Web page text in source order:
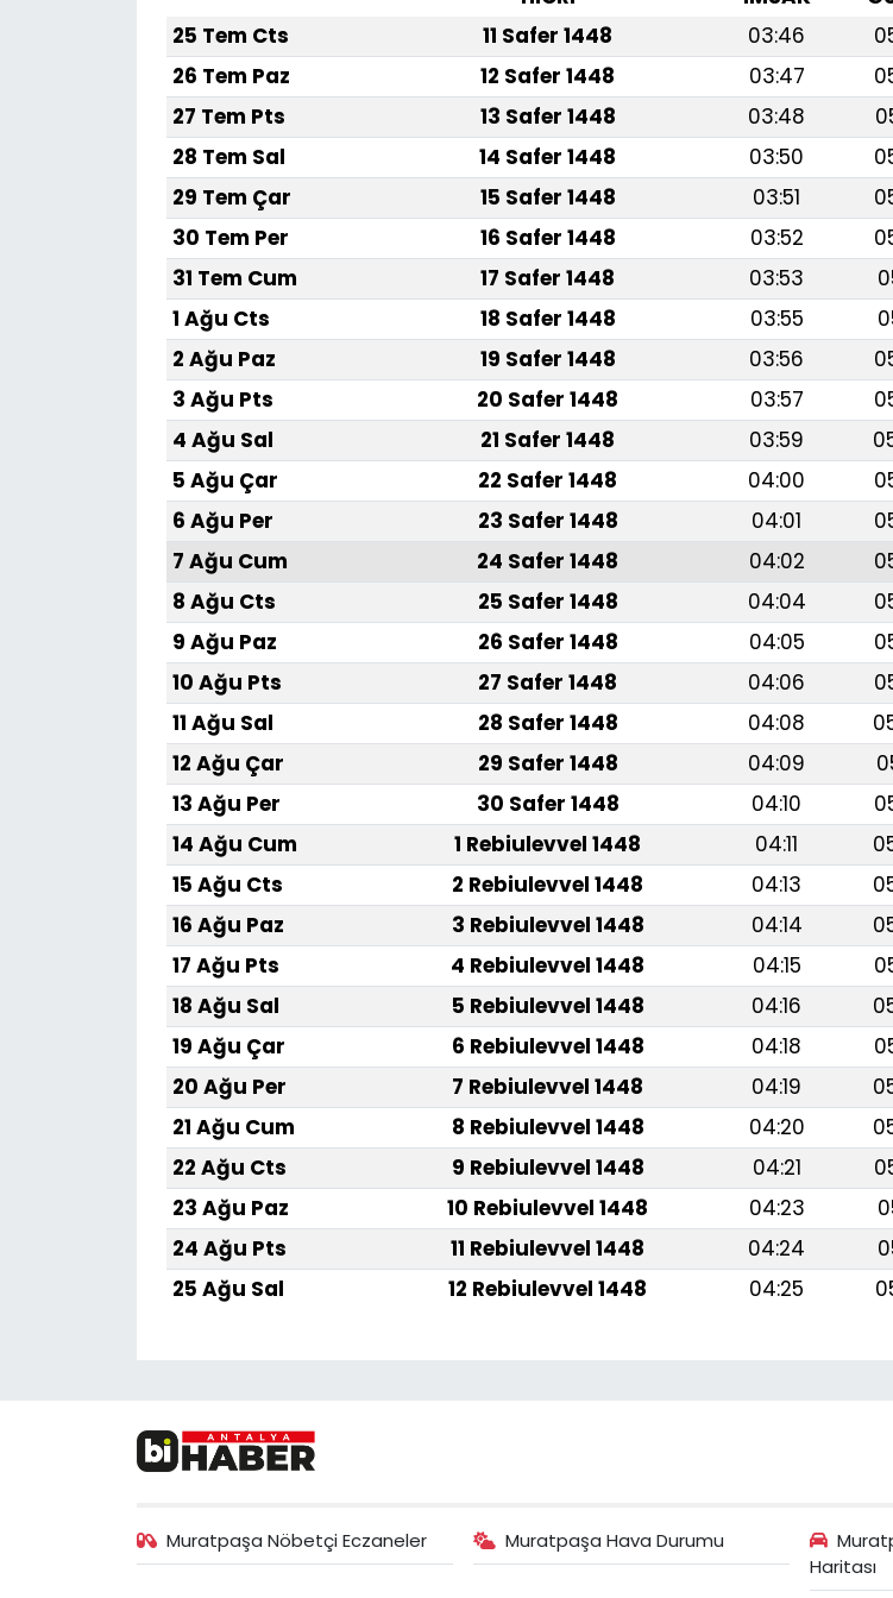
25 Tem Cts
11 Safer 1448 03:46
26 Tem Paz
12 Safer 1448 03:47
27 Tem Pts
13 Safer 1448 03:48
28 Tem Sal
14 Safer 1448 03:50
29 Tem Çar
15 Safer 1448 03:51
30 Tem Per
16 Safer 1448 03:52
31 Tem Cum
17 Safer 1448 03:53
1 Ağu Cts
18 Safer 1448 03:55
2 Ağu Paz
19 Safer 1448 03:56
3 Ağu Pts
20 Safer 1448 03:57
4 Ağu Sal
21 Safer 1448 03:59
5 Ağu Çar
22 Safer 1448 04:00
6 Ağu Per
23 Safer 1448 04:01
7 Ağu Cum
24 Safer 1448 04:02
8 Ağu Cts
25 Safer 1448 04:04
9 Ağu Paz
26 Safer 1448 04:05
10 Ağu Pts
27 Safer 1448 04:06
11 Ağu Sal
28 Safer 1448 04:08
12 Ağu Çar
29 Safer 1448 04:09
13 Ağu Per
30 Safer 1448 04:10
14 Ağu Cum
1 Rebiulevvel 1448 04:11
15 Ağu Cts
2 Rebiulevvel 1448 04:13
16 Ağu Paz
3 Rebiulevvel 1448 04:14
17 Ağu Pts
4 Rebiulevvel 1448 04:15
18 Ağu Sal
5 Rebiulevvel 1448 04:16
19 Ağu Çar
6 Rebiulevvel 1448 04:18
20 Ağu Per
7 Rebiulevvel 1448 04:19
21 Ağu Cum
8 Rebiulevvel 1448 04:20
22 Ağu Cts
9 Rebiulevvel 1448 04:21
23 Ağu Paz
10 Rebiulevvel 1448 04:23
24 Ağu Pts
11 Rebiulevvel 1448 04:24
25 Ağu Sal
12 Rebiulevvel 1448 04:25
Muratpaşa Nöbetçi Eczaneler Muratpaşa Hava Durumu
Haritası